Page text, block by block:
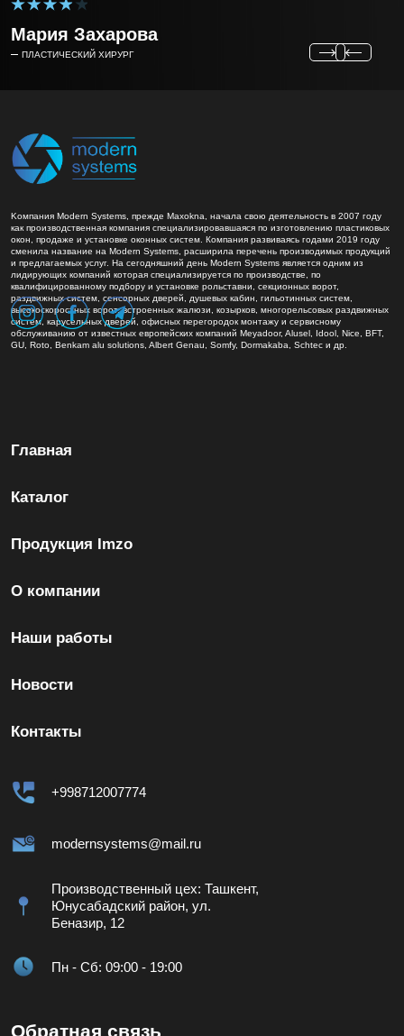
Previous
Мария Захарова
ПЛАСТИЧЕСКИЙ ХИРУРГ Next
Kомпания Modern Systems, прежде Maxokna, начала свою деятельность в 2007 году
как производственная компания специализировавшаяся по изготовлению пластиковых
окон, продаже и установке оконных систем. Компания развиваясь годами 2019 году
сменила название на Modern Systems, расширила перечень производимых продукций
и предлагаемых услуг. На сегодняшний день Modern Systems является одним из
лидирующих компаний которая специализируется по производстве, по
квалифицированному подбору и установке рольставни, секционных ворот,
раздвижных систем, сенсорных дверей, душевых кабин, гильотинных систем,
высокоскоростных ворот, встроенных жалюзи, козырков, многорельсовых раздвижных
систем, карусельных дверей, офисных перегородок монтажу и сервисному
обслуживанию от известных европейских компаний Meyadoor, Alusel, Idool, Nice, BFT,
GU, Roto, Benkam alu solutions, Albert Genau, Somfy, Dormakaba, Schtec и др.
Главная
Каталог
Продукция Imzo
О компании
Наши работы
Новости
Контакты
+998712007774
modernsystems@mail.ru
Производственный цех: Ташкент,
Юнусабадский район, ул.
Беназир, 12
Пн - Сб: 09:00 - 19:00
Обратная связь